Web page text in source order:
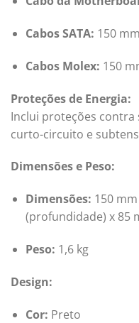
Cabos SATA: 150
Cabos Molex: 150
Proteções de Energia:
Inclui proteções
curto-circuito e
Dimensões e Peso:
Dimensões: 150
(profundidade) x 85
Peso: 1,6 kg
Design:
Cor: Preto